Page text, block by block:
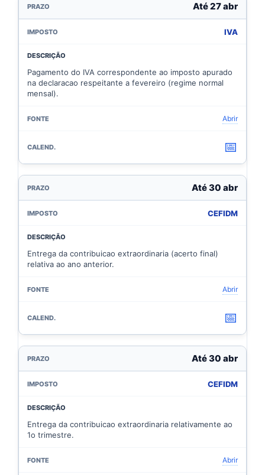
Até 27 abr
IVA
Pagamento do IVA correspondente ao imposto apurado
na declaracao respeitante a fevereiro (regime normal
mensal).
Abrir
📅
Até 30 abr
CEFIDM
Entrega da contribuicao extraordinaria (acerto final)
relativa ao ano anterior.
Abrir
📅
Até 30 abr
CEFIDM
Entrega da contribuicao extraordinaria relativamente ao
1o trimestre.
Abrir